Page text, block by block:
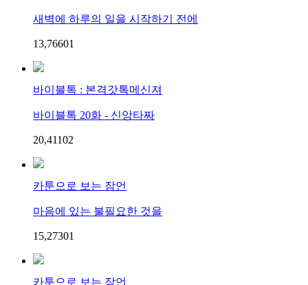
새벽에 하루의 일을 시작하기 전에
13,76601
바이블톡 : 본격갓톡메신져
바이블톡 20화 - 신앙타짜
20,41102
카툰으로 보는 잠언
마음에 있는 불필요한 것을
15,27301
카툰으로 보는 잠언